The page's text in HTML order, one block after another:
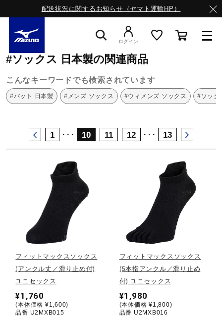
配送状況に関するお知らせ（ヤマト運輸HP）
ライフスタイルウエア
ランニング
サッカー／フットサル
トレーニング
ゴルフ
ログイン
ミズノ公式オンライン
#ソックス 日本製の関連商品
こんなキーワードでも検索されています
#バット 日本製 #メンズ ソックス #ウィメンズ ソックス #ソック
1 ･･･ 10 11 12 ･･･ 13
フィットマックスソックス
(アンクル丈／滑り止め付)
ユニセックス
¥1,760
(本体価格 ¥1,600)
品番 U2MXB015
フィットマックスソックス
(5本指アンクル／滑り止め
付) ユニセックス
¥1,980
(本体価格 ¥1,800)
品番 U2MXB016